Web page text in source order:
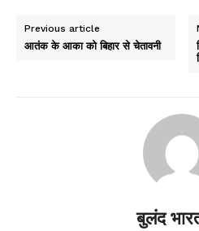
Previous article
आतंक के आका को बिहार से चेतावनी
बुलंद